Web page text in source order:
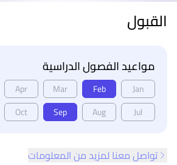
القبول
مواعيد الفصول الدراسية
Jan
Feb
Mar
Apr
Jul
Aug
Sep
Oct
تواصل معنا لمزيد من المعلومات